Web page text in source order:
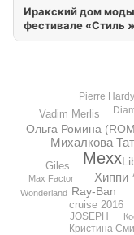
Иракский дом
фестивале «Стиль
Mexx
Михалкова
Хиппи
Ray-Ban
Ольга Ромина
cruise 2016
Vadim Merlis
Giles
JOSEPH
Pierre Hardy
Кристина
Max Factor
Wonderland